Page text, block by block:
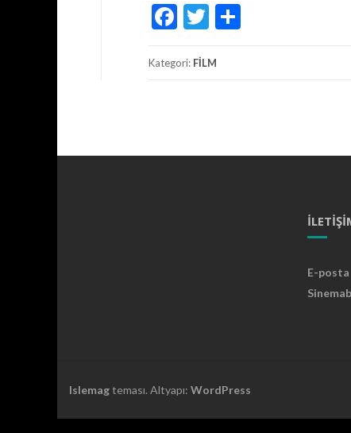
Facebook
Twitter
Kategori: FİLM
E-posta
Islemagteması. Altyapı: WordPress